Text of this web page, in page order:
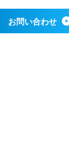
お問い合わせ